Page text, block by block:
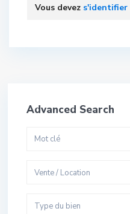
Vous devez s'identifier
Advanced Search
Vente / Location
Type du bien